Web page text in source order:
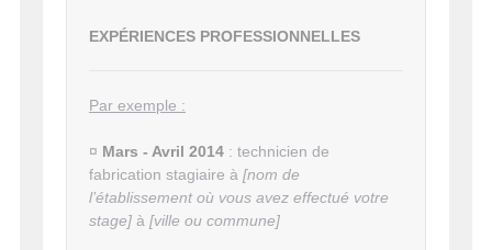
EXPÉRIENCES PROFESSIONNELLES
Par exemple :
¤ Mars - Avril 2014 : technicien de
fabrication stagiaire à [nom de
l’établissement où vous avez effectué votre
stage] à [ville ou commune]